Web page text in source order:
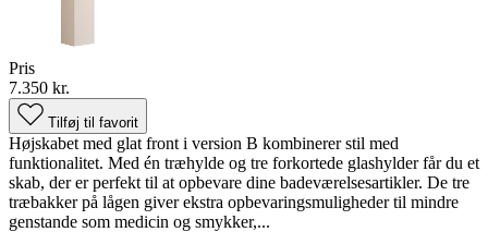
Pris
7.350 kr.
Tilføj til favorit
Højskabet med glat front i version B kombinerer stil med
funktionalitet. Med én træhylde og tre forkortede glashylder får du et
skab, der er perfekt til at opbevare dine badeværelsesartikler. De tre
træbakker på lågen giver ekstra opbevaringsmuligheder til mindre
genstande som medicin og smykker,...